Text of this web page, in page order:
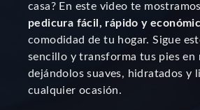
casa? En este video te
pedicura fácil, rápido y
comodidad de tu hogar. Sigue
sencillo y transforma tus pies en
dejándolos suaves, hidratados y
cualquier ocasión.